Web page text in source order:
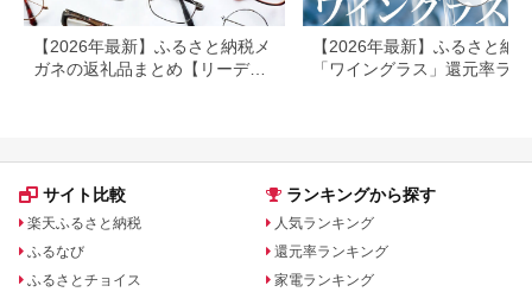
【2026年最新】ふるさと納税メ
ガネの返礼品まとめ【リーディ
【2026年最新】ふるさと納税
「ワイングラス」還元率ラ
サイト比較
楽天ふるさと納税
ふるなび
ふるさとチョイス
ランキングから探す
人気ランキング
還元率ランキング
家電ランキング